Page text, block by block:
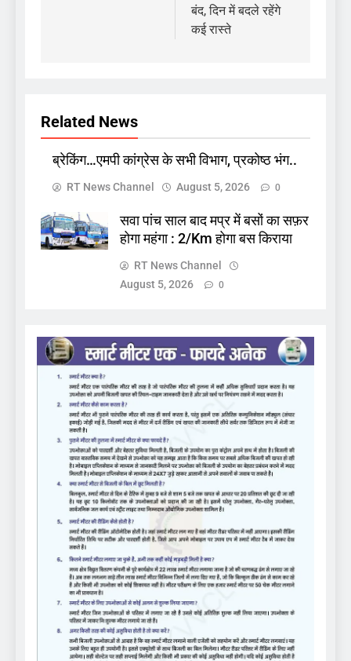
बंद, दिन में बदले रहेंगे
कई रास्ते
Related News
ब्रेकिंग…एमपी कांग्रेस के सभी विभाग, प्रकोष्ठ भंग..
RT News Channel August 5, 2026 0
सवा पांच साल बाद मप्र में बसों का सफ़र
होगा महंगा : 2/Km होगा बस किराया
RT News Channel
August 5, 2026
0